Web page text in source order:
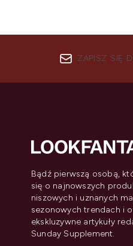
ZAPISZ SIĘ
Bądź pierwszą osobą,
się o najnowszych
niszowych i uznanych
sezonowych trendach i
ekskluzywne artykuły
Sunday Supplement.